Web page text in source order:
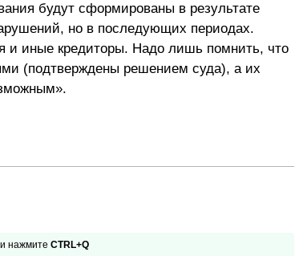
будут сформированы в результате
но в последующих периодах.
и иные кредиторы. Надо лишь помнить, что
(подтверждены решением суда), а их
нажмите CTRL+Q